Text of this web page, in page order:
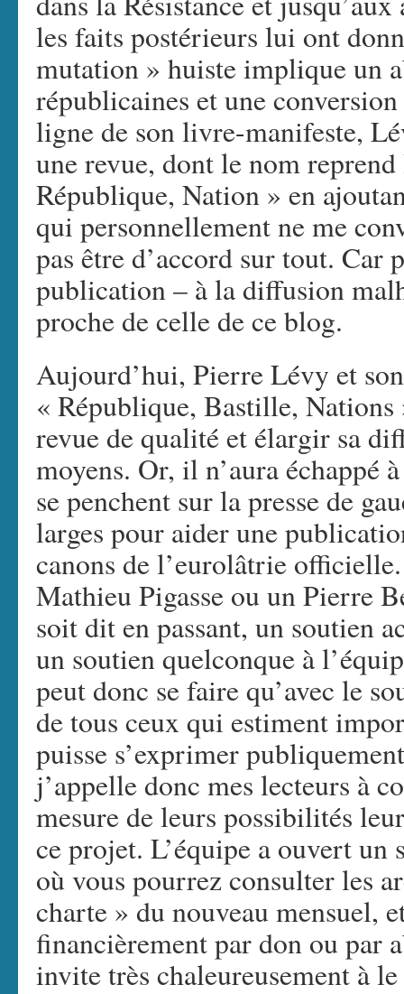
les faits postérieurs lui ont
mutation » huiste implique un
républicaines et une
ligne de son livre-manifeste,
une revue, dont le nom
République, Nation » en
qui personnellement ne me
pas être d’accord sur tout. Car
publication – à la diffusion
proche de celle de ce blog.
Aujourd’hui, Pierre Lévy et
« République, Bastille, Nations
revue de qualité et élargir sa
moyens. Or, il n’aura échappé
se penchent sur la presse de
larges pour aider une
canons de l’eurolâtrie
Mathieu Pigasse ou un Pierre
soit dit en passant, un soutien
un soutien quelconque à
peut donc se faire qu’avec le
de tous ceux qui estiment
puisse s’exprimer
j’appelle donc mes lecteurs à
mesure de leurs possibilités
ce projet. L’équipe a ouvert un
où vous pourrez consulter les
charte » du nouveau mensuel,
financièrement par don ou par
invite très chaleureusement à